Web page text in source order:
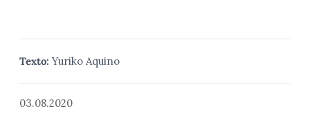
Texto: Yuriko Aquino
03.08.2020